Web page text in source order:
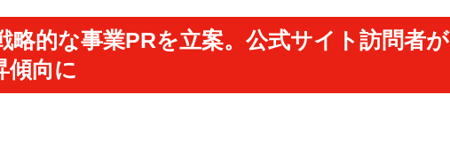
略的な事業PRを立案。公式サイト訪問者が
傾向に